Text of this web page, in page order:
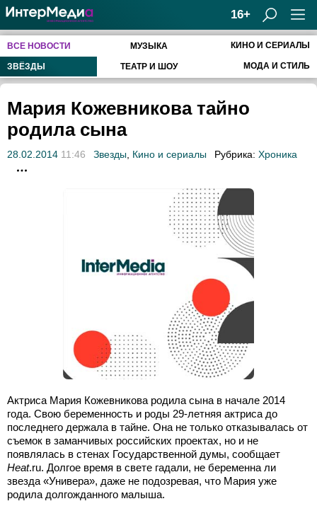
ВСЕ НОВОСТИ МУЗЫКА КИНО И СЕРИАЛЫ
ЗВЁЗДЫ ТЕАТР И ШОУ МОДА И СТИЛЬ
Мария Кожевникова тайно
родила сына
28.02.2014 11:46 Звезды Кино и сериалы Рубрика: Хроника
Актриса Мария Кожевникова родила сына в начале 2014
года. Свою беременность и роды 29-летняя актриса до
последнего держала в тайне. Она не только отказывалась от
съемок в заманчивых российских проектах, но и не
появлялась в стенах Государственной думы, сообщает
Heat.ru. Долгое время в свете гадали, не беременна ли
звезда «Универа», даже не подозревая, что Мария уже
родила долгожданного малыша.
16+